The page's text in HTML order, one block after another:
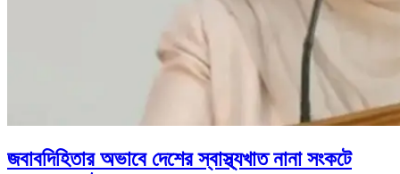
জবাবদিহিতার অভাবে দেশের স্বাস্থ্যখাত নানা সংকটে